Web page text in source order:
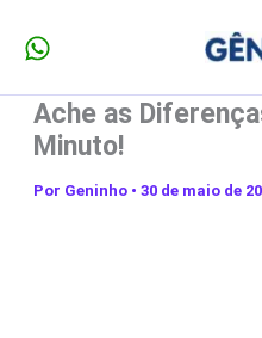
para
conteúdo
Ache as
Minuto!
Por Geninho • 30 de maio de